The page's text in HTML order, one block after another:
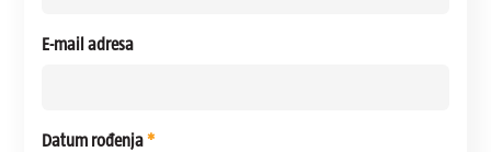
E-mail adresa
Datum rođenja*